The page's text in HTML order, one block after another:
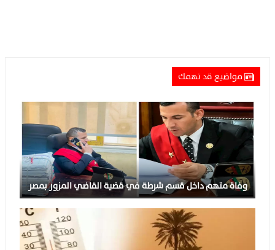
مواضيع قد تهمك
وفاة متهم داخل قسم شرطة في قضية القاضي المزور بمصر